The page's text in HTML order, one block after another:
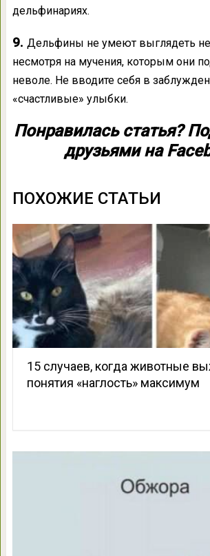
дельфинариях.
9. Дельфины не умеют выглядеть
несмотря на мучения, которым они
неволе. Не вводите себя в
«счастливые» улыбки.
Понравилась статья?
друзьями на
ПОХОЖИЕ СТАТЬИ
15 случаев, когда животные
понятия «наглость» максимум